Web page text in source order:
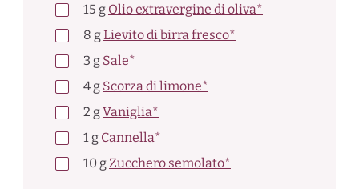
15 g Olio extravergine di oliva*
8 gLievito di birra fresco*
3 g Sale*
4 g Scorza di limone*
2 gVaniglia*
1 g Cannella*
10 g Zucchero semolato*